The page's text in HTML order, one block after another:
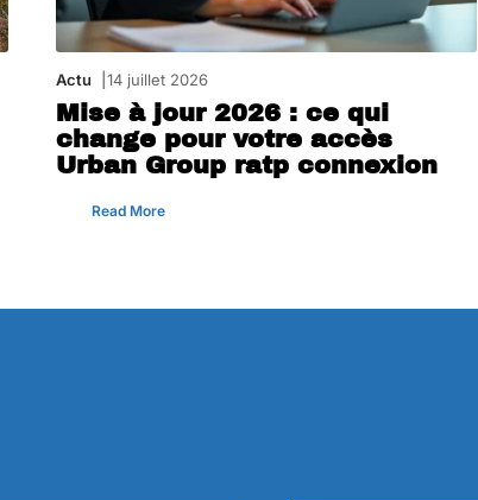
Actu 14 juillet 2026
Mise à jour 2026 : ce qui
change pour votre accès
Urban Group ratp connexion
Read More